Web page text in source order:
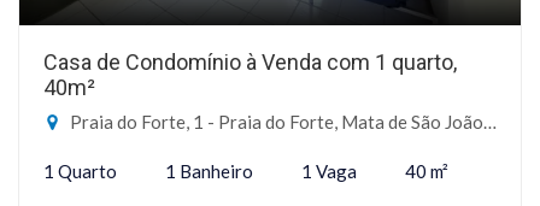
Casa de Condomínio à Venda com 1 quarto,
40m²
Praia do Forte, 1 - Praia do Forte, Mata de São João-BA
1 Quarto 1 Banheiro 1 Vaga 40 m²